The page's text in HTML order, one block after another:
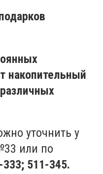
накопительный
уточнить у
или по
511-345.